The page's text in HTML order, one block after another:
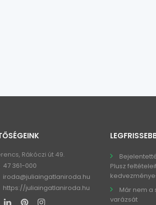
Rákóczi út 49.
47 361-000
iroda@juliaingatlaniroda.hu
https://juliaingatlaniroda.hu
Plusz
Már nem a
varázsát